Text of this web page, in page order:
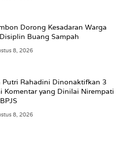
Dorong Kesadaran Warga
Buang Sampah
8, 2026
Putri Rahadini Dinonaktifkan 3
Komentar yang Dinilai Nirempati
8, 2026